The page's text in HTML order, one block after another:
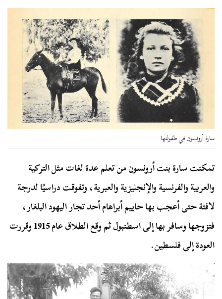
سارة أرونسون في طفولتها
تمكنت سارة بنت أرونسون من تعلم عدة لغات مثل التركية
والعربية والفرنسية والإنجليزية والعبرية، وتفوقت دراسيًا لدرجة
لافتة حتى أعجب بها حاييم أبراهام أحد تجار اليهود البلغار،
فتزوجها وسافر بها إلى اسطنبول ثم وقع الطلاق عام 1915 وقررت
العودة إلى فلسطين.